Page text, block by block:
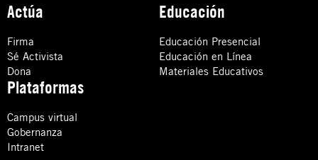
Actúa
Firma
Sé Activista
Dona
Educación
Educación Presencial
Educación en Línea
Materiales Educativos
Plataformas
Campus virtual
Gobernanza
Intranet